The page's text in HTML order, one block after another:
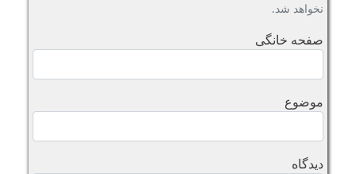
نخواهد شد.
صفحه خانگی
موضوع
دیدگاه